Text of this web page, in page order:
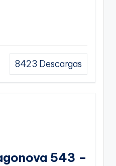
8423 Descargas
543 –